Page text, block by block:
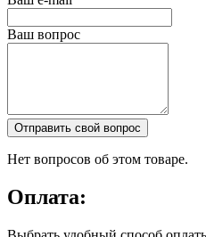
Ваш вопрос
Отправить свой вопрос
Нет вопросов об этом товаре.
Оплата: